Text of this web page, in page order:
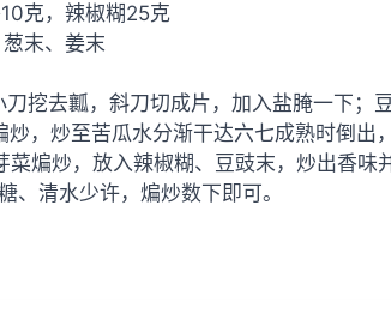
克，辣椒糊25克
末、姜末
挖去瓤，斜刀切成片，加入盐腌一下；豆
，炒至苦瓜水分渐干达六七成熟时倒出
煸炒，放入辣椒糊、豆豉末，炒出香味
、清水少许，煸炒数下即可。